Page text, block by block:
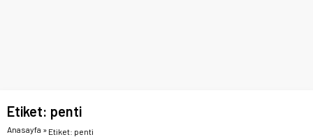
Etiket: penti
Anasayfa » Etiket: penti